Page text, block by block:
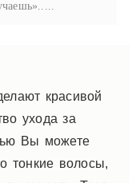
красивой
ухода за
Вы можете
тонкие волосы,